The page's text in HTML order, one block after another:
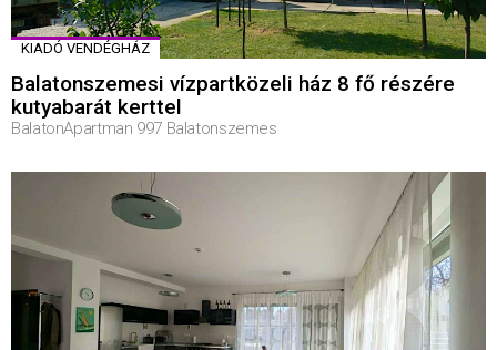
KIADÓ VENDÉGHÁZ
Balatonszemesi vízpartközeli ház 8 fő részére
kutyabarát kerttel
BalatonApartman 997 Balatonszemes